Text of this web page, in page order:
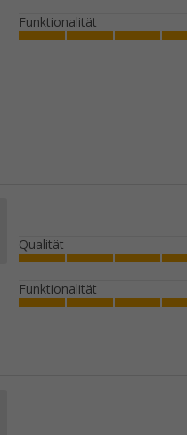
Funktionalität
Qualität
Funktionalität